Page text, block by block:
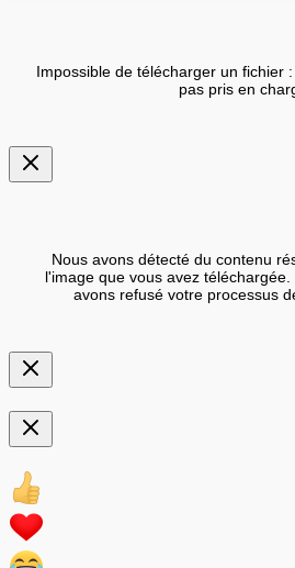
Impossible de télécharger un fichier
pas pris en
Nous avons détecté du contenu
l'image que vous avez
avons refusé votre processus